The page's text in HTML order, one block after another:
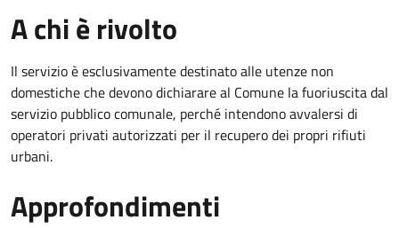
A chi è rivolto
Il servizio è esclusivamente destinato alle utenze non
domestiche che devono dichiarare al Comune la fuoriuscita dal
servizio pubblico comunale, perché intendono avvalersi di
operatori privati autorizzati per il recupero dei propri rifiuti
urbani.
Approfondimenti